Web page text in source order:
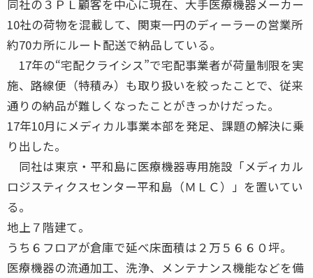
同社の３ＰＬ顧客を中心に現在、大手医療機器メーカー
10社の荷物を混載して、関東一円のディーラーの営業所
約70カ所にルート配送で納品している。
17年の“宅配クライシス”で宅配事業者が荷量制限を実
施、路線便（特積み）も取り扱いを絞ったことで、従来
通りの納品が難しくなったことがきっかけだった。
17年10月にメディカル事業本部を発足、課題の解決に乗
り出した。
同社は東京・平和島に医療機器専用施設「メディカル
ロジスティクスセンター平和島（ＭＬＣ）」を置いてい
る。
地上７階建て。
うち６フロアが倉庫で延べ床面積は２万５６６０坪。
医療機器の流通加工、洗浄、メンテナンス機能などを備